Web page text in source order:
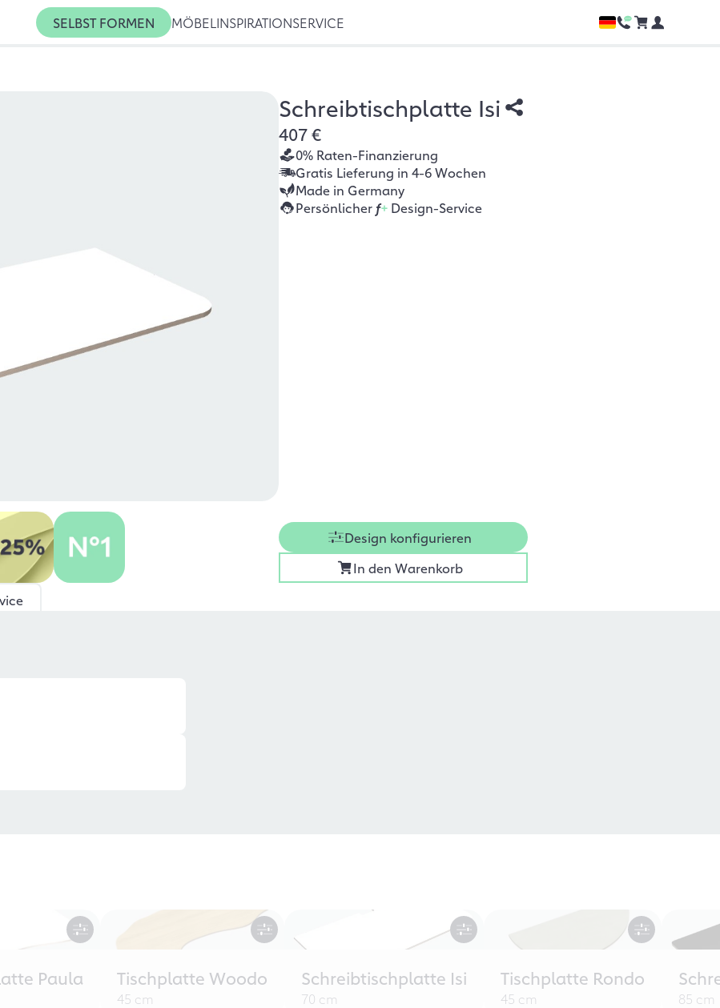
SELBST FORMEN MÖBEL INSPIRATIONSERVICE
Schreibtischplatte Isi
407 €
0% Raten-Finanzierung
Gratis Lieferung in 4-6 Wochen
Made in Germany
Persönlicher f+Design-Service
Design konfigurieren
In den Warenkorb
Paula Tischplatte Woodo
45 cm
Schreibtischplatte Isi
70 cm
Tischplatte Rondo
45 cm 85 cm